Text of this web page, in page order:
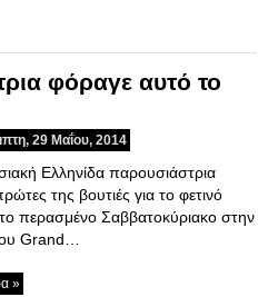
φόραγε αυτό το
29 Μαΐου, 2014
Ελληνίδα παρουσιάστρια
της βουτιές για το φετινό
το περασμένο Σαββατοκύριακο στην
Grand…
»